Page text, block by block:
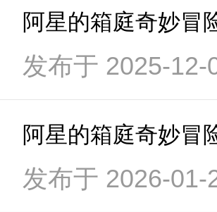
阿星的箱庭奇妙冒
发布于 2025-12-
阿星的箱庭奇妙冒
发布于 2026-01-